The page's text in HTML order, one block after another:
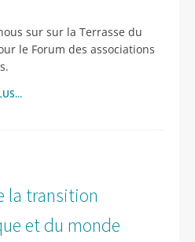
sur sur la Terrasse du
le Forum des associations
la transition
et du monde